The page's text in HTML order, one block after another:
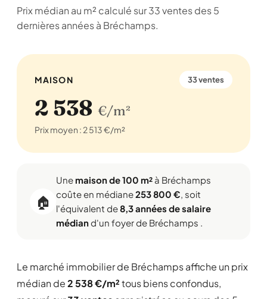
Prix médian au m² calculé sur 33 ventes des 5
dernières années à Bréchamps.
MAISON 33 ventes
2 538 €/m²
Prix moyen : 2 513 €/m²
🏠
Une maison de 100 m² à Bréchamps
coûte en médiane253 800 €, soit
l'équivalent de8,3 années de salaire
médiand'un foyer de Bréchamps .
Le marché immobilier de Bréchamps affiche un prix
médian de2 538 €/m²tous biens confondus,